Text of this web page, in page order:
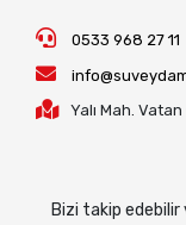
0533 968 27 11
Yalı Mah.
Bizi takip edebilir